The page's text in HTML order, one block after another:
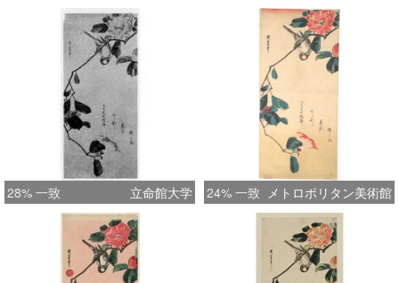
28% 一致 立命館大学 24% 一致 メトロポリタン美術館